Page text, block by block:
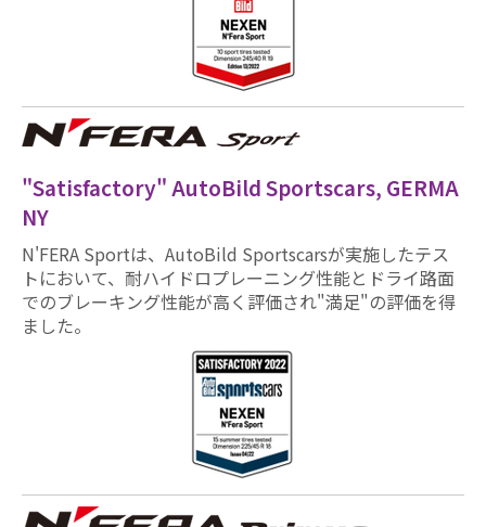
"Satisfactory" AutoBild Sportscars, GERMA
NY
N'FERA Sportは、AutoBild Sportscarsが実施したテス
トにおいて、耐ハイドロプレーニング性能とドライ路面
でのブレーキング性能が高く評価され"満足"の評価を得
ました。